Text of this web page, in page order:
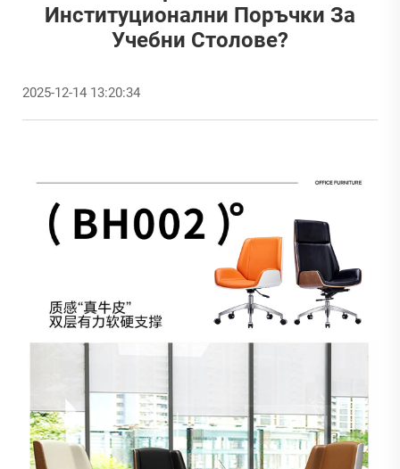
Институционални Поръчки За
Учебни Столове?
2025-12-14 13:20:34